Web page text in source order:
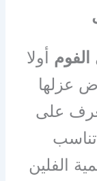
أولا
عزلها
على
الفلين